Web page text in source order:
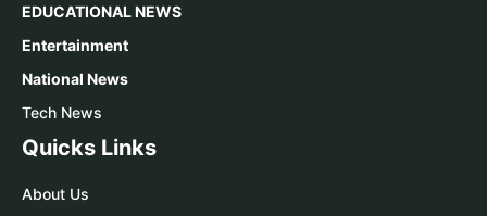
EDUCATIONAL NEWS
Entertainment
National News
Tech News
Quicks Links
About Us